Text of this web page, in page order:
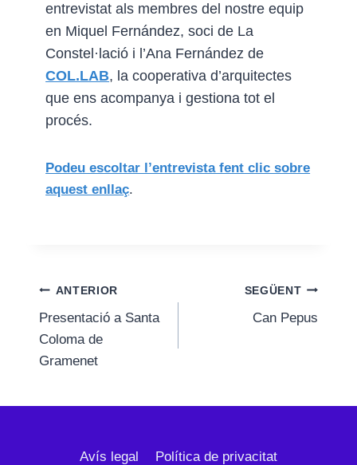
entrevistat als membres del nostre equip
en Miquel Fernández, soci de La
Constel·lació i l’Ana Fernández de
COL.LAB, la cooperativa d’arquitectes
que ens acompanya i gestiona tot el
procés.
Podeu escoltar l’entrevista fent clic sobre
aquest enllaç.
Navegació
d'entrades
ANTERIOR
Presentació a Santa
Coloma de
Gramenet
SEGÜENT
Can Pepus
Avís legal Política de privacitat